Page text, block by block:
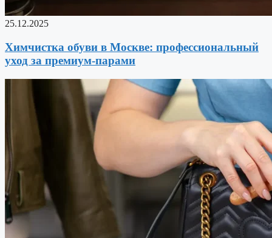
25.12.2025
Химчистка обуви в Москве: профессиональный
уход за премиум-парами